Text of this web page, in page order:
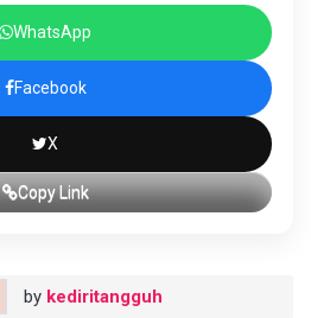
WhatsApp
Facebook
X
Copy Link
by kediritangguh